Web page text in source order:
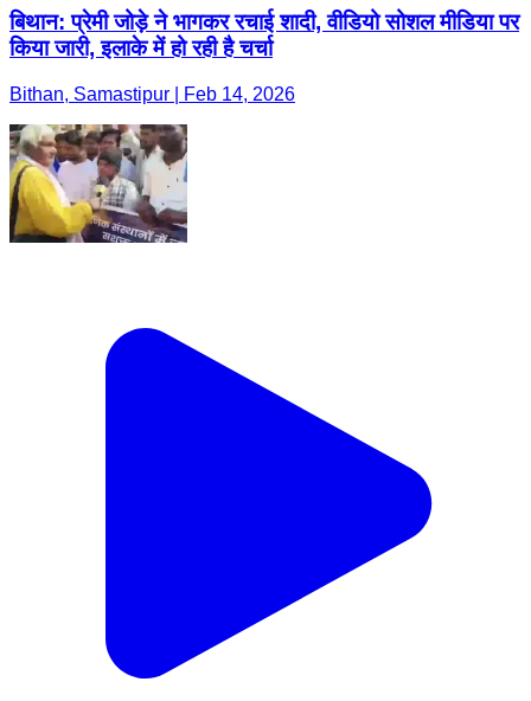
बिथान: प्रेमी जोड़े ने भागकर रचाई शादी, वीडियो सोशल मीडिया पर
किया जारी, इलाके में हो रही है चर्चा
Bithan, Samastipur | Feb 14, 2026